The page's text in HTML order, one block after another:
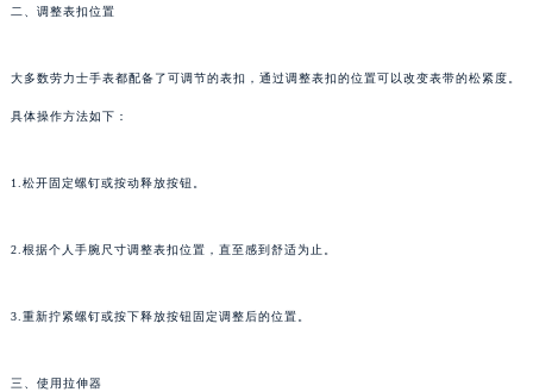
二、调整表扣位置
大多数劳力士手表都配备了可调节的表扣，通过调整表扣的位置可以改变表带的松紧度。
具体操作方法如下：
1.松开固定螺钉或按动释放按钮。
2.根据个人手腕尺寸调整表扣位置，直至感到舒适为止。
3.重新拧紧螺钉或按下释放按钮固定调整后的位置。
三、使用拉伸器